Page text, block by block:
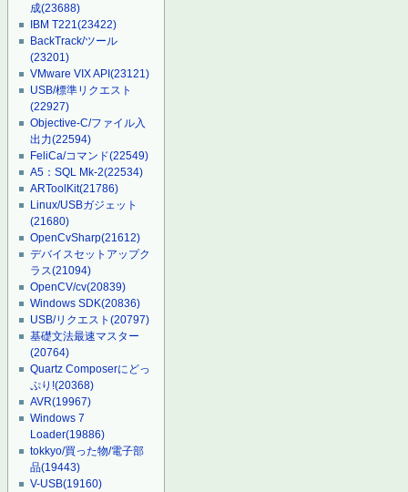
成(23688)
IBM T221(23422)
BackTrack/ツール
(23201)
VMware VIX API(23121)
USB/標準リクエスト
(22927)
Objective-C/ファイル入
出力(22594)
FeliCa/コマンド(22549)
A5：SQL Mk-2(22534)
ARToolKit(21786)
Linux/USBガジェット
(21680)
OpenCvSharp(21612)
デバイスセットアップク
ラス(21094)
OpenCV/cv(20839)
Windows SDK(20836)
USB/リクエスト(20797)
基礎文法最速マスター
(20764)
Quartz Composerにどっ
ぷり!(20368)
AVR(19967)
Windows 7
Loader(19886)
tokkyo/買った物/電子部
品(19443)
V-USB(19160)